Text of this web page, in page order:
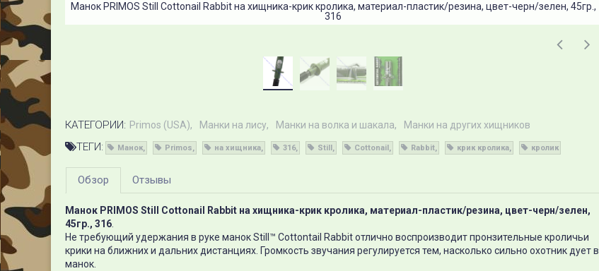
Манок PRIMOS Still Cottonail Rabbit на хищника-крик кролика, материал-пластик/резина, цвет-черн/зелен, 45гр.,
316
КАТЕГОРИИ: Primos (USA) Манки на лису Манки на волка и шакала Манки на других хищников
ТЕГИ: Манок Primos на хищника 316 Still Cottonail Rabbit крик кролика кролик
Обзор Отзывы
Манок PRIMOS Still Cottonail Rabbit на хищника-крик кролика, материал-пластик/резина, цвет-черн/зелен,
45гр., 316
Не требующий удержания в руке манок Still™ Cottontail Rabbit отлично воспроизводит пронзительные кроличьи
крики на ближних и дальних дистанциях. Громкость звучания регулируется тем, насколько сильно охотник дует в
манок.